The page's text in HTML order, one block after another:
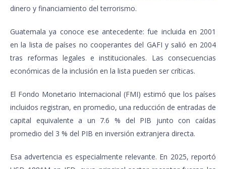
dinero y financiamiento del terrorismo.
Guatemala ya conoce ese antecedente: fue incluida en 2001
en la lista de países no cooperantes del GAFI y salió en 2004
tras reformas legales e institucionales. Las consecuencias
económicas de la inclusión en la lista pueden ser críticas.
El Fondo Monetario Internacional (FMI) estimó que los países
incluidos registran, en promedio, una reducción de entradas de
capital equivalente a un 7.6 % del PIB junto con caídas
promedio del 3 % del PIB en inversión extranjera directa.
Esa advertencia es especialmente relevante. En 2025, reportó